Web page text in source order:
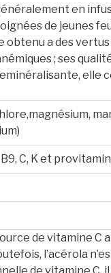
en
de jeunes
obtenu a des
; ses
elle
C, K et
de vitamine C
l’acérola